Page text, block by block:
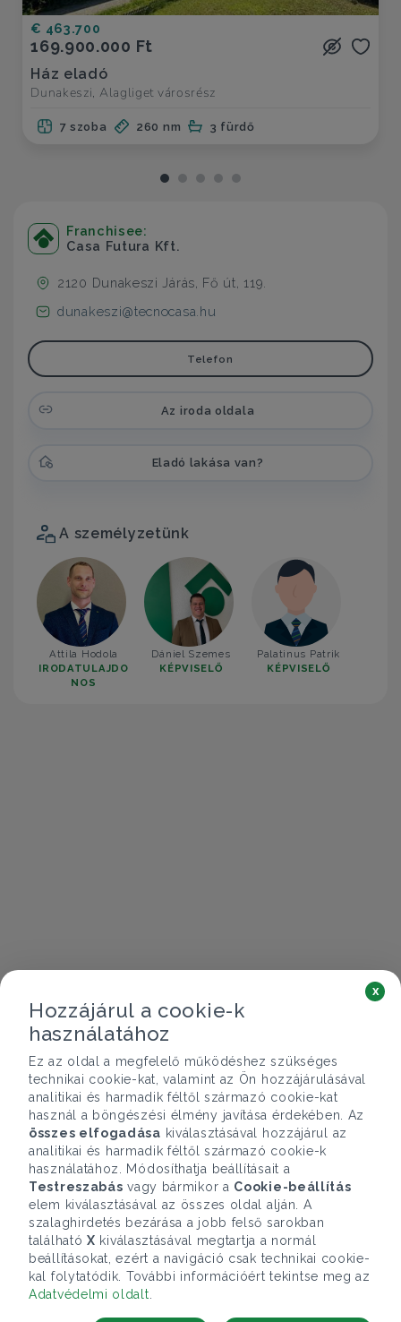
€ 463.700
169.900.000 Ft
Ház eladó
Dunakeszi, Alagliget városrész
7 szoba 260 nm 3 fürdő
Franchisee:
Casa Futura Kft.
2120 Dunakeszi Járás, Fő út, 119.
dunakeszi@tecnocasa.hu
Telefon
Az iroda oldala
Eladó lakása van?
A személyzetünk
Attila Hodola
IRODATULAJDO
NOS
Dániel Szemes
KÉPVISELŐ
Palatinus Patrik
KÉPVISELŐ
Hozzájárul a cookie-k
használatához
Ez az oldal a megfelelő működéshez szükséges
technikai cookie-kat, valamint az Ön hozzájárulásával
analitikai és harmadik féltől származó cookie-kat
használ a böngészési élmény javítása érdekében. Az
összes elfogadása kiválasztásával hozzájárul az
analitikai és harmadik féltől származó cookie-k
használatához. Módosíthatja beállításait a
Testreszabás vagy bármikor a Cookie-beállítás
elem kiválasztásával az összes oldal alján. A
szalaghirdetés bezárása a jobb felső sarokban
található X kiválasztásával megtartja a normál
beállításokat, ezért a navigáció csak technikai cookie-
kal folytatódik. További információért tekintse meg az
Adatvédelmi oldalt
x